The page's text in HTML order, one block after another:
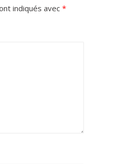
indiqués avec *